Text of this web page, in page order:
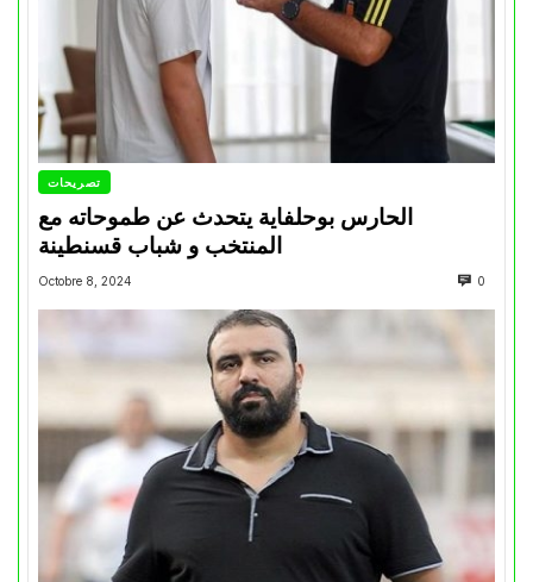
تصريحات
الحارس بوحلفاية يتحدث عن طموحاته مع
المنتخب و شباب قسنطينة
Octobre 8, 2024 0